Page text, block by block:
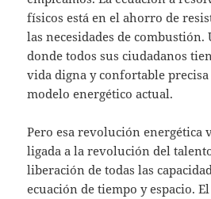
físicos está en el ahorro de
las necesidades de
donde todos sus ciudadanos
vida digna y confortable
modelo energético actual.
Pero esa revolución energética
ligada a la revolución del
liberación de todas las
ecuación de tiempo y espacio.